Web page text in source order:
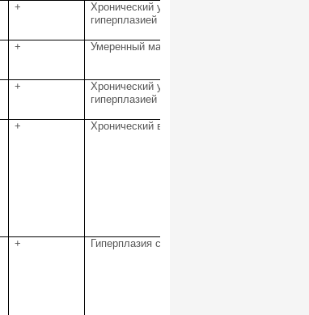
+
Хронический умеренно выраженный
гиперплазией
+ Умеренный малоинтенсивный гастрит
+
Хронический умеренно выраженный
гиперплазией
+ Хронический выраженный умеренно
+ Гиперплазия с эрозированием и